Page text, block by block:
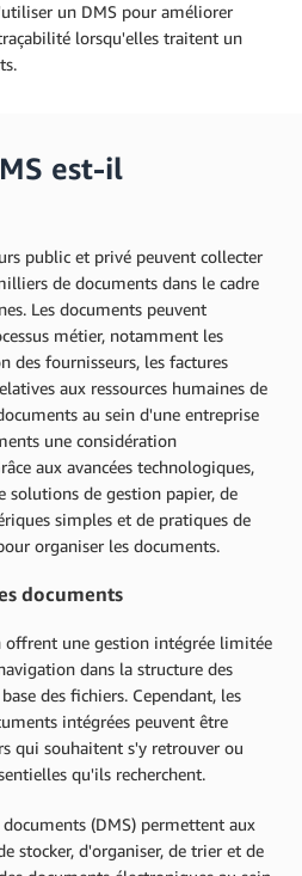
un DMS pour améliorer
lorsqu'elles traitent un
est-il
public et privé peuvent collecter
de documents dans le cadre
Les documents peuvent
métier, notamment les
des fournisseurs, les factures
aux ressources humaines de
au sein d'une entreprise
une considération
aux avancées technologiques,
solutions de gestion papier, de
simples et de pratiques de
organiser les documents.
documents
offrent une gestion intégrée limitée
dans la structure des
des fichiers. Cependant, les
intégrées peuvent être
qui souhaitent s'y retrouver ou
qu'ils recherchent.
(DMS) permettent aux
stocker, d'organiser, de trier et de